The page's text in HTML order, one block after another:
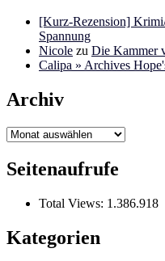
[Kurz-Rezension]
Spannung
Nicole zu Die Kammer
Calipa » Archives
Archiv
Archiv
Seitenaufrufe
Total Views: 1.386.918
Kategorien